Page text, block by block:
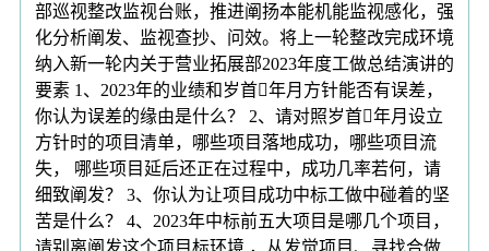
部巡视整改监视台账，推进阐扬本能机能监视感化，强
化分析阐发、监视查抄、问效。将上一轮整改完成环境
纳入新一轮内关于营业拓展部2023年度工做总结演讲的
要素 1、2023年的业绩和岁首年月方针能否有误差，
你认为误差的缘由是什么？ 2、请对照岁首年月设立
方针时的项目清单，哪些项目落地成功，哪些项目流
失， 哪些项目延后还正在过程中，成功几率若何，请
细致阐发？ 3、你认为让项目成功中标工做中碰着的坚
苦是什么？ 4、2023年中标前五大项目是哪几个项目，
请别离阐发这个项目标环境 ，从发觉项目、寻找合做